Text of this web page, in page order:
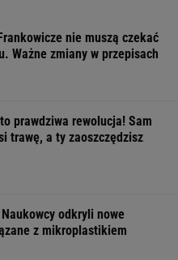
Frankowicze nie muszą czekać
Ważne zmiany w przepisach
prawdziwa rewolucja! Sam
trawę, a ty zaoszczędzisz
odkryli nowe
z mikroplastikiem